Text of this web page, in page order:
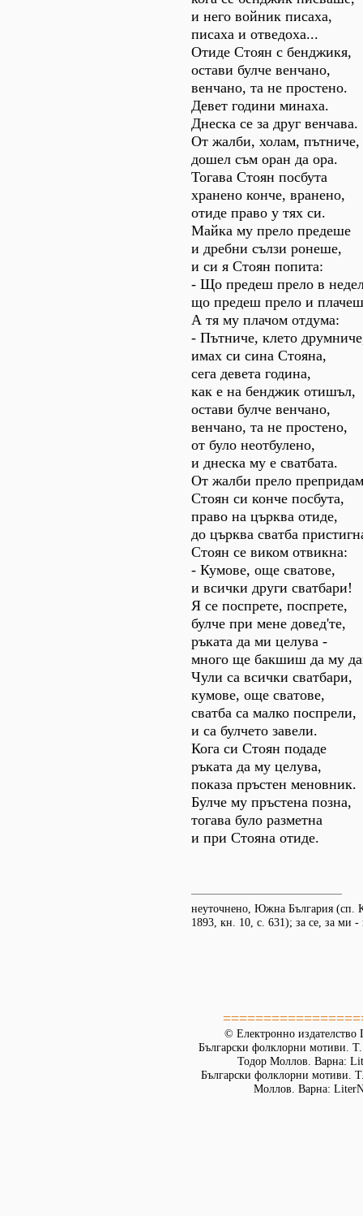
и него войник писаха,
писаха и отведоха...
Отиде Стоян с бенджикя,
остави булче венчано,
венчано, та не простено.
Девет години минаха.
Днеска се за друг венчава.
От жалби, холам, пътниче,
дошел съм оран да ора.
Тогава Стоян посбута
хранено конче, вранено,
отиде право у тях си.
Майка му прело предеше
и дребни сълзи ронеше,
и си я Стоян попита:
- Що предеш прело в
що предеш прело и
А тя му плачом отдума:
- Пътниче, клето
имах си сина Стояна,
сега девета година,
как е на бенджик отишъл,
остави булче венчано,
венчано, та не простено,
от було неотбулено,
и днеска му е сватбата.
От жалби прело
Стоян си конче посбута,
право на църква отиде,
до църква сватба
Стоян се виком отвикна:
- Кумове, още сватове,
и всички други сватбари!
Я се поспрете, поспрете,
булче при мене довед'те,
ръката да ми целува -
много ще бакшиш да му
Чули са всички сватбари,
кумове, още сватове,
сватба са малко поспрели,
и са булчето завели.
Кога си Стоян подаде
ръката да му целува,
показа пръстен меновник.
Булче му пръстена позна,
тогава було разметна
и при Стояна отиде.
неуточнено, Южна България (сп.
1893, кн. 10, с. 631); за се, за ми
© Електронно издателство
Български фолклорни мотиви.
Тодор Моллов. Варна:
Български фолклорни мотиви.
Моллов. Варна: